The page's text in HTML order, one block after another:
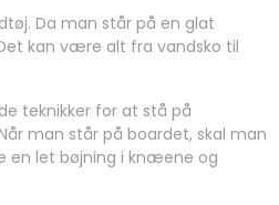
Da man står på en glat
kan være alt fra vandsko til
teknikker for at stå på
man står på boardet, skal man
en let bøjning i knæene og